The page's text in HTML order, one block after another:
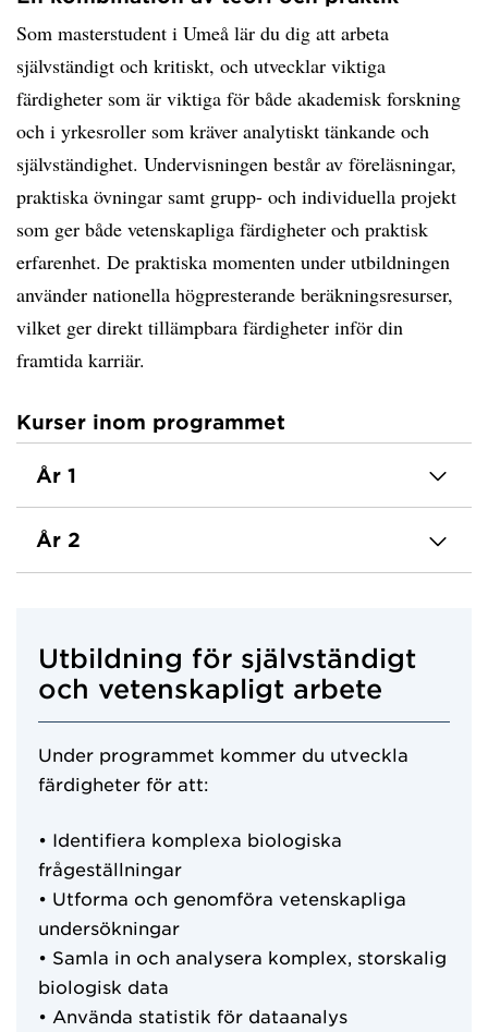
Som masterstudent i Umeå lär du dig att arbeta
självständigt och kritiskt, och utvecklar viktiga
färdigheter som är viktiga för både akademisk forskning
och i yrkesroller som kräver analytiskt tänkande och
självständighet. Undervisningen består av föreläsningar,
praktiska övningar samt grupp- och individuella projekt
som ger både vetenskapliga färdigheter och praktisk
erfarenhet. De praktiska momenten under utbildningen
använder nationella högpresterande beräkningsresurser,
vilket ger direkt tillämpbara färdigheter inför din
framtida karriär.
Kurser inom programmet
År 1
År 2
Utbildning för självständigt
och vetenskapligt arbete
Under programmet kommer du utveckla
färdigheter för att:
• Identifiera komplexa biologiska
frågeställningar
• Utforma och genomföra vetenskapliga
undersökningar
• Samla in och analysera komplex, storskalig
biologisk data
• Använda statistik för dataanalys